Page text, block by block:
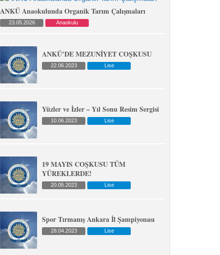
ANKÜ Anaokulunda Organik Tarım Çalışmaları
23.05.2026 Anaokulu
ANKÜ’DE MEZUNİYET COŞKUSU
22.06.2023 Lise
Yüzler ve İzler – Yıl Sonu Resim Sergisi
10.06.2023 Lise
19 MAYIS COŞKUSU TÜM
YÜREKLERDE!
20.05.2023 Lise
Spor Tırmanış Ankara İl Şampiyonası
28.04.2023 Lise